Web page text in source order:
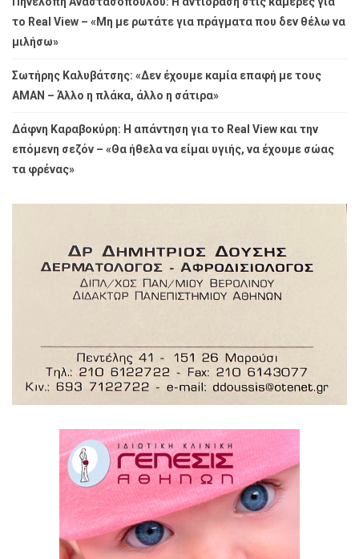
το Real View – «Μη με ρωτάτε για πράγματα που δεν θέλω να
μιλήσω»
Σωτήρης Καλυβάτσης: «Δεν έχουμε καμία επαφή με τους
ΑΜΑΝ – Άλλο η πλάκα, άλλο η σάτιρα»
Δάφνη Καραβοκύρη: Η απάντηση για το Real View και την
επόμενη σεζόν – «Θα ήθελα να είμαι υγιής, να έχουμε σώας
τα φρένας»